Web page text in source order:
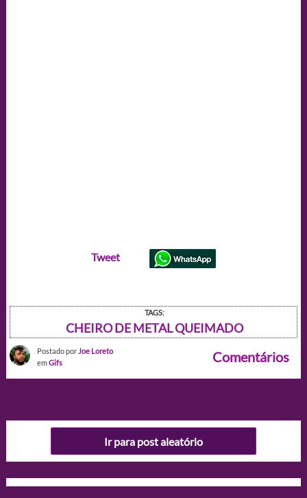
Tweet
TAGS:
CHEIRO DE METAL QUEIMADO
Postado por Joe Loreto
emGifs Comentários
Ir para post aleatório